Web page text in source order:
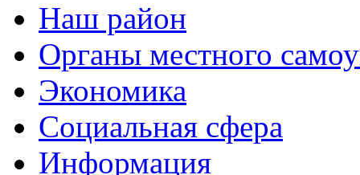
Наш район
Органы местного
Экономика
Социальная сфера
Информация